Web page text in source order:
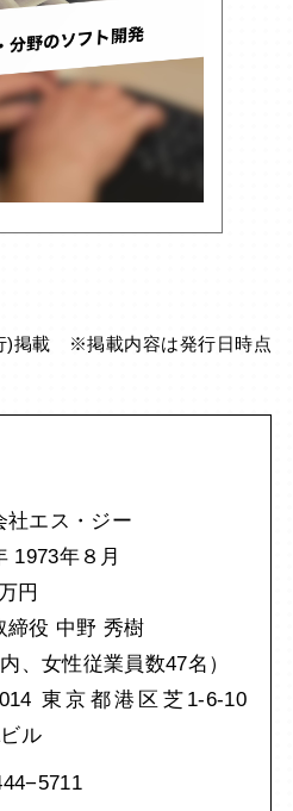
)掲載 ※掲載内容は発行日時点
社エス・ジー
1973年８月
円
締役 中野 秀樹
、女性従業員数47名）
東京都港区芝1-6-10
ル